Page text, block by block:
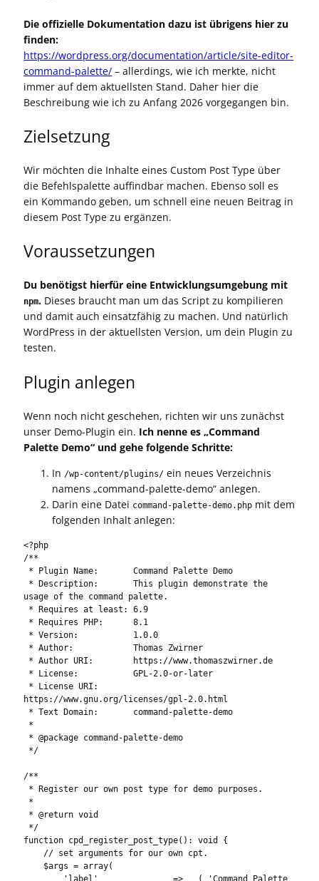
Die offizielle Dokumentation dazu ist übrigens hier zu
finden:
https://wordpress.org/documentation/article/site-editor-
command-palette/ – allerdings, wie ich merkte, nicht
immer auf dem aktuellsten Stand. Daher hier die
Beschreibung wie ich zu Anfang 2026 vorgegangen bin.
Zielsetzung
Wir möchten die Inhalte eines Custom Post Type über
die Befehlspalette auffindbar machen. Ebenso soll es
ein Kommando geben, um schnell eine neuen Beitrag in
diesem Post Type zu ergänzen.
Voraussetzungen
Du benötigst hierfür eine Entwicklungsumgebung mit
npm. Dieses braucht man um das Script zu kompilieren
und damit auch einsatzfähig zu machen. Und natürlich
WordPress in der aktuellsten Version, um dein Plugin zu
testen.
Plugin anlegen
Wenn noch nicht geschehen, richten wir uns zunächst
unser Demo-Plugin ein. Ich nenne es „Command
Palette Demo“ und gehe folgende Schritte:
In /wp-content/plugins/ ein neues Verzeichnis
namens „command-palette-demo“ anlegen.
Darin eine Datei command-palette-demo.php mit dem
folgenden Inhalt anlegen:
<?php
/**
usage of the command palette.
https://www.gnu.org/licenses/gpl-2.0.html
/**
function cpd_register_post_type(): void {